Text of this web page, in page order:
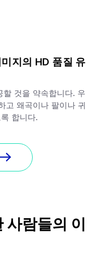
지의 HD 품질 유
것을 약속합니다. 우
고 왜곡이나 팔이나 귀
합니다.
사람들의 이